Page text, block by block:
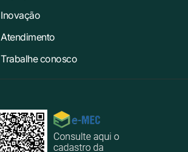
Inovação
Atendimento
Trabalhe conosco